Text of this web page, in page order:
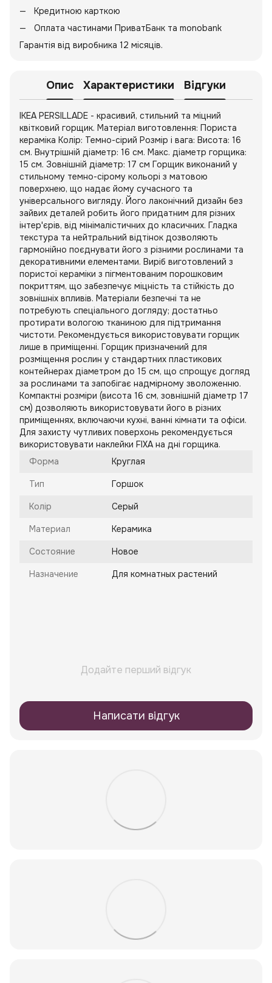
Кредитною карткою
Оплата частинами ПриватБанк та monobank
Гарантія від виробника 12 місяців.
Опис Характеристики Відгуки
IKEA PERSILLADE - красивий, стильний та міцний
квітковий горщик. Матеріал виготовлення: Пориста
кераміка Колір: Темно-сірий Розмір і вага: Висота: 16
см. Внутрішній діаметр: 16 см. Макс. діаметр горщика:
15 см. Зовнішній діаметр: 17 см Горщик виконаний у
стильному темно-сірому кольорі з матовою
поверхнею, що надає йому сучасного та
універсального вигляду. Його лаконічний дизайн без
зайвих деталей робить його придатним для різних
інтер'єрів, від мінімалістичних до класичних. Гладка
текстура та нейтральний відтінок дозволяють
гармонійно поєднувати його з різними рослинами та
декоративними елементами. Виріб виготовлений з
пористої кераміки з пігментованим порошковим
покриттям, що забезпечує міцність та стійкість до
зовнішніх впливів. Матеріали безпечні та не
потребують спеціального догляду; достатньо
протирати вологою тканиною для підтримання
чистоти. Рекомендується використовувати горщик
лише в приміщенні. Горщик призначений для
розміщення рослин у стандартних пластикових
контейнерах діаметром до 15 см, що спрощує догляд
за рослинами та запобігає надмірному зволоженню.
Компактні розміри (висота 16 см, зовнішній діаметр 17
см) дозволяють використовувати його в різних
приміщеннях, включаючи кухні, ванні кімнати та офіси.
Для захисту чутливих поверхонь рекомендується
використовувати наклейки FIXA на дні горщика.
Форма
Круглая
Тип Горшок
Колір Серый
Материал Керамика
Состояние Новое
Назначение Для комнатных растений
Додайте перший відгук
Написати відгук